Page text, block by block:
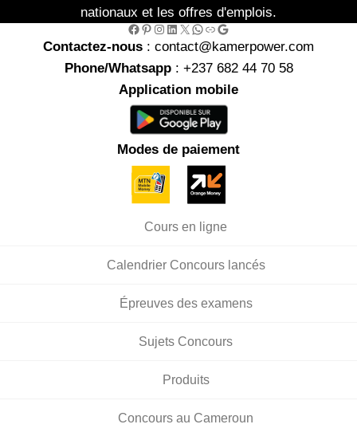
nationaux et les offres d'emplois.
Facebook Pinterest Instagram LinkedIn X WhatsApp Link Google
Contactez-nous : contact@kamerpower.com
Phone/Whatsapp: +237 682 44 70 58
Application mobile
Modes de paiement
Cours en ligne
Calendrier Concours lancés
Épreuves des examens
Sujets Concours
Produits
Concours au Cameroun